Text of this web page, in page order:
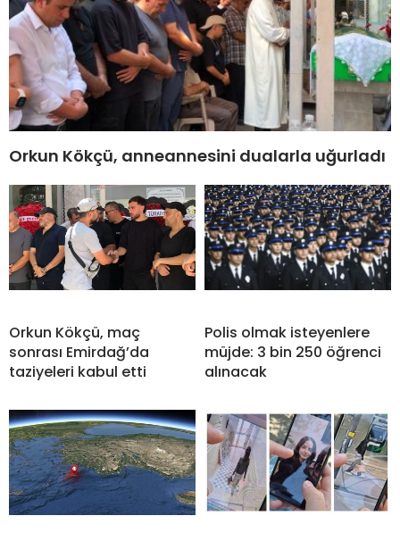
Orkun Kökçü, anneannesini dualarla uğurladı
Orkun Kökçü, maç
sonrası Emirdağ’da
taziyeleri kabul etti
Polis olmak isteyenlere
müjde: 3 bin 250 öğrenci
alınacak